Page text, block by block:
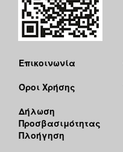
Επικοινωνία
Όροι Χρήσης
Δήλωση
Προσβασιμότητας
Πλοήγηση